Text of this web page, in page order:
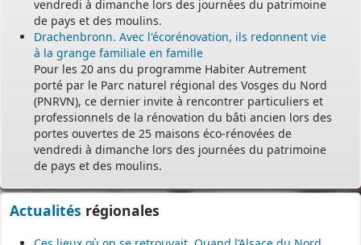
vendredi à dimanche lors des journées du patrimoine
de pays et des moulins.
Drachenbronn. Avec l'écorénovation, ils redonnent vie
à la grange familiale en famille
Pour les 20 ans du programme Habiter Autrement
porté par le Parc naturel régional des Vosges du Nord
(PNRVN), ce dernier invite à rencontrer particuliers et
professionnels de la rénovation du bâti ancien lors des
portes ouvertes de 25 maisons éco-rénovées de
vendredi à dimanche lors des journées du patrimoine
de pays et des moulins.
Actualités régionales